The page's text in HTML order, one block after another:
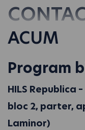
ACUM
Program
HILS Republica
bloc 2, parter,
Laminor)